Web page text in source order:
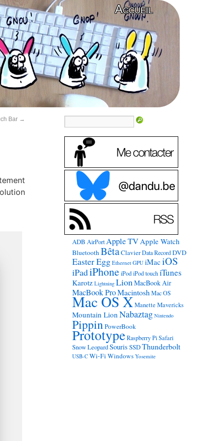
Accueil
Bar →
ADB AirPort Apple TVApple Watch
BluetoothBêtaClavier Data Record DVD
Easter Egg Ethernet GPU iMaciOS
iPadiPhone iPod iPod touch iTunes
Karotz Lightning LionMacBook Air
MacBook ProMacintosh Mac OS
Mac OS X Manette Mavericks
Mountain Lion Nabaztag Nintendo
PippinPowerBook
Prototype Raspberry Pi Safari
Snow LeopardSouris SSDThunderbolt
USB-C Wi-FiWindows Yosemite